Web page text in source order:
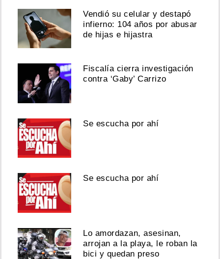
Vendió su celular y destapó
infierno: 104 años por abusar
de hijas e hijastra
Fiscalía cierra investigación
contra ‘Gaby’ Carrizo
Se escucha por ahí
Se escucha por ahí
Lo amordazan, asesinan,
arrojan a la playa, le roban la
bici y quedan preso